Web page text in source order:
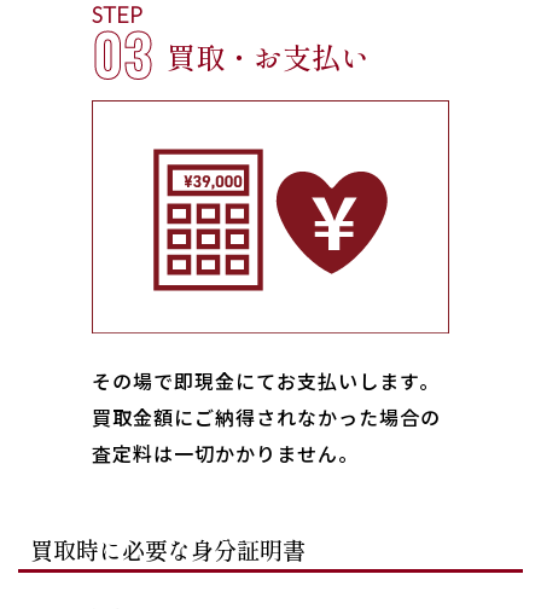
STEP
03 買取・お支払い
その場で即現金にてお支払いします｡
買取金額にご納得されなかった場合の
査定料は一切かかりません。
買取時に必要な身分証明書